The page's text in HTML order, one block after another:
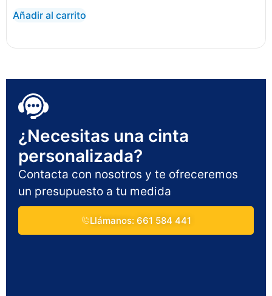
Añadir al carrito
¿Necesitas una cinta
personalizada?
Contacta con nosotros y te ofreceremos
un presupuesto a tu medida
Llámanos: 661 584 441